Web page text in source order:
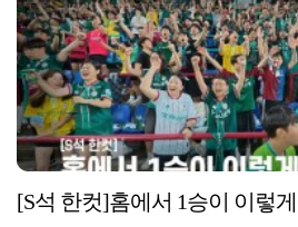
[S석 한컷]홈에서 1승이 이렇